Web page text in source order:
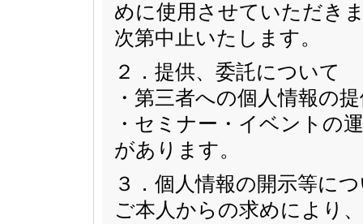
めに使用させていただき
次第中止いたします。
２．提供、委託について
・第三者への個人情報の
・セミナー・イベントの
があります。
３．個人情報の開示等に
ご本人からの求めにより